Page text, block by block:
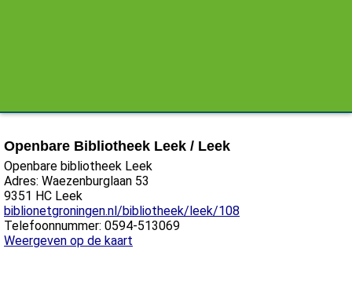
Openbare Bibliotheek Leek / Leek
Openbare bibliotheek Leek
Adres: Waezenburglaan 53
9351 HC Leek
biblionetgroningen.nl/bibliotheek/leek/108
Telefoonnummer: 0594-513069
Weergeven op de kaart